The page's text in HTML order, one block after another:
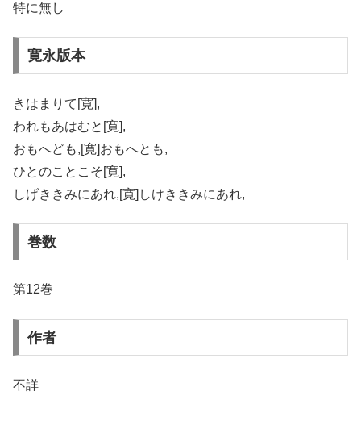
特に無し
寛永版本
きはまりて[寛],
われもあはむと[寛],
おもへども,[寛]おもへとも,
ひとのことこそ[寛],
しげききみにあれ,[寛]しけききみにあれ,
巻数
第12巻
作者
不詳